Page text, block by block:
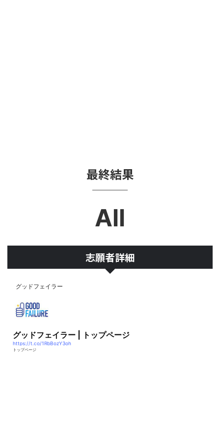
最終結果
All
志願者詳細
グッドフェイラー
グッドフェイラー | トップページ
https://t.co/1RbBozY3oh
トップページ